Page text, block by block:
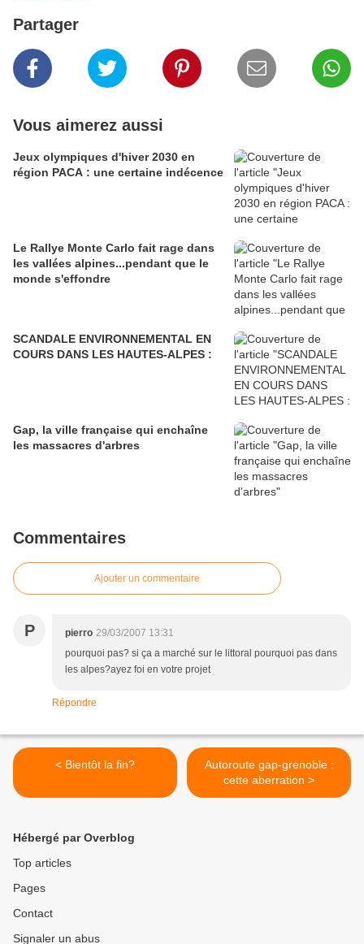
Partager
Vous aimerez aussi
Jeux olympiques d'hiver 2030 en
région PACA : une certaine indécence
Le Rallye Monte Carlo fait rage dans
les vallées alpines...pendant que le
monde s'effondre
SCANDALE ENVIRONNEMENTAL EN
COURS DANS LES HAUTES-ALPES :
Gap, la ville française qui enchaîne
les massacres d'arbres
Commentaires
Ajouter un commentaire
P pierro 29/03/2007 13:31
pourquoi pas? si ça a marché sur le littoral pourquoi pas dans
les alpes?ayez foi en votre projet
Répondre
< Bientôt la fin?
Autoroute gap-grenoble :
cette aberration >
Hébergé par Overblog
Top articles
Pages
Contact
Signaler un abus